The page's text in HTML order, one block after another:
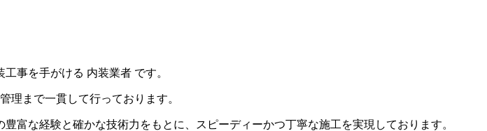
事を手がける 内装業者 です。
理まで一貫して行っております。
富な経験と確かな技術力をもとに、スピーディーかつ丁寧な施工を実現しております。